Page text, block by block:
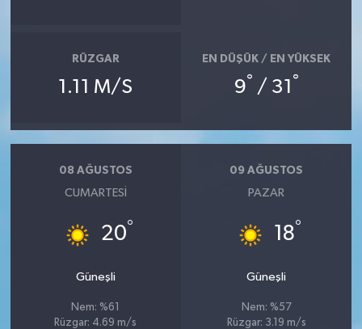
RÜZGAR
1.11 M/S
EN DÜŞÜK / EN YÜKSEK
9° / 31 °
08 AĞUSTOS
CUMARTESI
20°
Güneşli
Nem: %61
Rüzgar: 4.69 m/s
09 AĞUSTOS
PAZAR
18°
Güneşli
Nem: %57
Rüzgar: 3.19 m/s